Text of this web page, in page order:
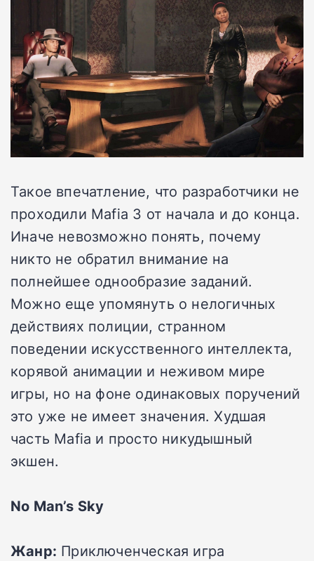
Такое впечатление, что разработчики не
проходили Mafia 3 от начала и до конца.
Иначе невозможно понять, почему
никто не обратил внимание на
полнейшее однообразие заданий.
Можно еще упомянуть о нелогичных
действиях полиции, странном
поведении искусственного интеллекта,
корявой анимации и неживом мире
игры, но на фоне одинаковых поручений
это уже не имеет значения. Худшая
часть Mafia и просто никудышный
экшен.
No Man’s Sky
Жанр: Приключенческая игра